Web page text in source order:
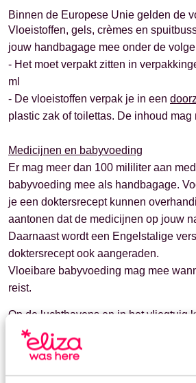
Binnen de Europese Unie gelden de
Vloeistoffen, gels, crèmes en
jouw handbagage mee onder de
- Het moet verpakt zitten in
ml
- De vloeistoffen verpak je in een
plastic zak of toilettas. De inhoud
Medicijnen en babyvoeding
Er mag meer dan 100 mililiter aan
babyvoeding mee als handbagage.
je een doktersrecept kunnen
aantonen dat de medicijnen op jouw
Daarnaast wordt een Engelstalige
doktersrecept ook aangeraden.
Vloeibare babyvoeding mag mee
reist.
Op de luchthavens en in het vliegtuig
inkopen doen. Vloeistoffen en gels die
paspoortcontrole of in het vliegtuig
verpakt en waar nodig verzegeld.
hebt, mag je het zegel niet verbreken
eindbestemming bent aangekomen.